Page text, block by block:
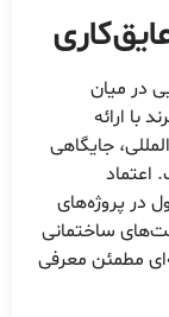
در میان
با ارائه
جایگاهی
اعتماد
در پروژه‌های
ساختمانی
مطمئن معرفی